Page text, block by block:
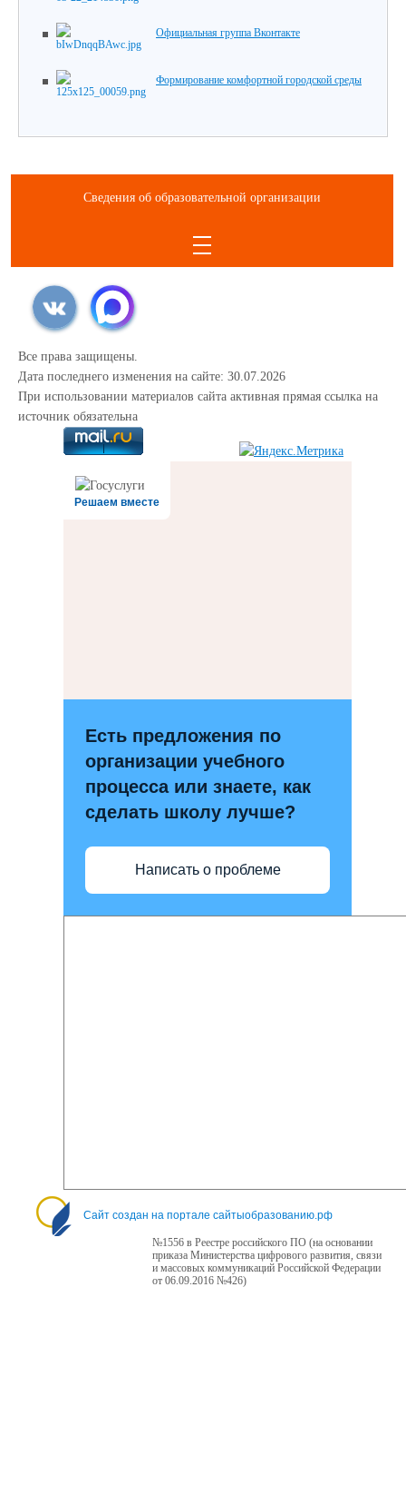
Официальная группа Вконтакте
Формирование комфортной городской среды
Сведения об образовательной организации
Все права защищены.
Дата последнего изменения на сайте: 30.07.2026
При использовании материалов сайта активная прямая ссылка на
источник обязательна
Решаем вместе
Есть предложения по
организации учебного
процесса или знаете, как
сделать школу лучше?
Написать о проблеме
Сайт создан на портале сайтыобразованию.рф
№1556 в Реестре российского ПО (на основании
приказа Министерства цифрового развития, связи
и массовых коммуникаций Российской Федерации
от 06.09.2016 №426)